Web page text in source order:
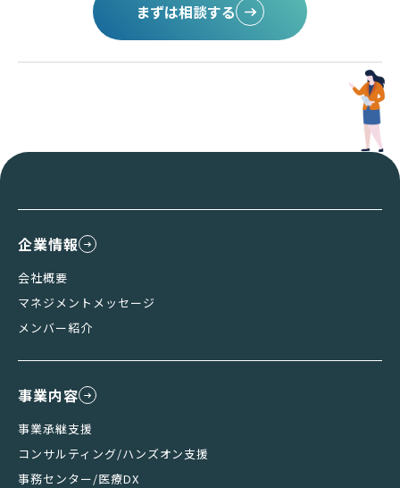
まずは相談する
企業情報
会社概要
マネジメントメッセージ
メンバー紹介
事業内容
事業承継支援
コンサルティング/ハンズオン支援
事務センター/医療DX